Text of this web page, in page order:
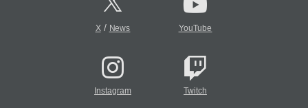
X/ News YouTube
Instagram Twitch